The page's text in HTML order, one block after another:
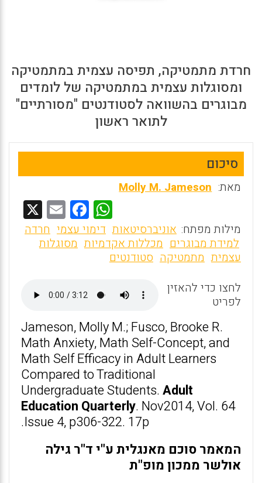
חרדת מתמטיקה, תפיסה עצמית במתמטיקה
ומסוגלות עצמית במתמטיקה של לומדים
מבוגרים בהשוואה לסטודנטים "מסורתיים"
לתואר ראשון
סיכום
מאת: Molly M. Jameson
W
h
at
A
p
p
F
a
ce
o
o
k
E
m
ai
מילות מפתח: אוניברסיטאות דימוי עצמי חרדה
למידת מבוגרים מכללות אקדמיות מסוגלות
עצמית מתמטיקה סטודנטים
לחצו כדי להאזין
לפריט
Jameson, Molly M.; Fusco, Brooke R.
Math Anxiety, Math Self-Concept, and
Math Self Efficacy in Adult Learners
Compared to Traditional
Undergraduate Students. Adult
Education Quarterly. Nov2014, Vol. 64
Issue 4, p306-322. 17p.
המאמר סוכם מאנגלית ע"י ד"ר גילה
אולשר ממכון מופ"ת